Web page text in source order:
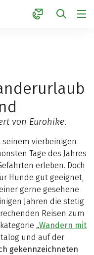
von Eurohike.
seinem vierbeinigen
Tage des Jahres
erleben. Doch
Hunde gut geeignet,
gerne gesehene
Jahren die stetig
Reisen zum
„Wandern mit
und auf der
gekennzeichneten